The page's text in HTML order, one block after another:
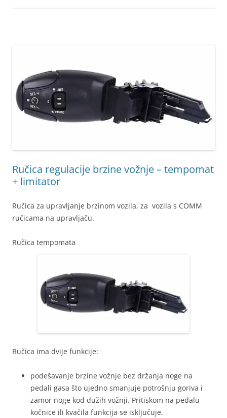
Ručica regulacije brzine vožnje – tempomat
+ limitator
Ručica za upravljanje brzinom vozila, za vozila s COMM
ručicama na upravljaču.
Ručica tempomata
Ručica ima dvije funkcije:
podešavanje brzine vožnje bez držanja noge na
pedali gasa što ujedno smanjuje potrošnju goriva i
zamor noge kod dužih vožnji. Pritiskom na pedalu
kočnice ili kvačila funkcija se isključuje.